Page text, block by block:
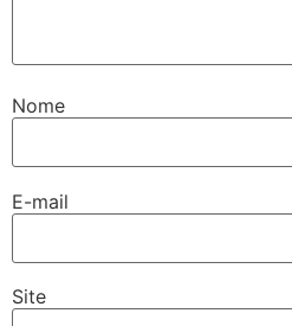
Nome
E-mail
Site